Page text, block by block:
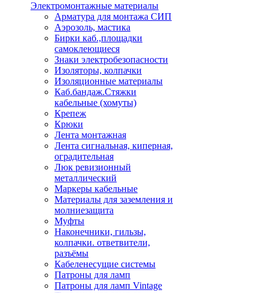
Электромонтажные материалы
Арматура для монтажа СИП
Аэрозоль, мастика
Бирки каб.,площадки
самоклеющиеся
Знаки электробезопасности
Изоляторы, колпачки
Изоляционные материалы
Каб.бандаж.Стяжки
кабельные (хомуты)
Крепеж
Крюки
Лента монтажная
Лента сигнальная, киперная,
оградительная
Люк ревизионный
металлический
Маркеры кабельные
Материалы для заземления и
молниезащита
Муфты
Наконечники, гильзы,
колпачки. ответвители,
разъёмы
Кабеленесущие системы
Патроны для ламп
Патроны для ламп Vintage